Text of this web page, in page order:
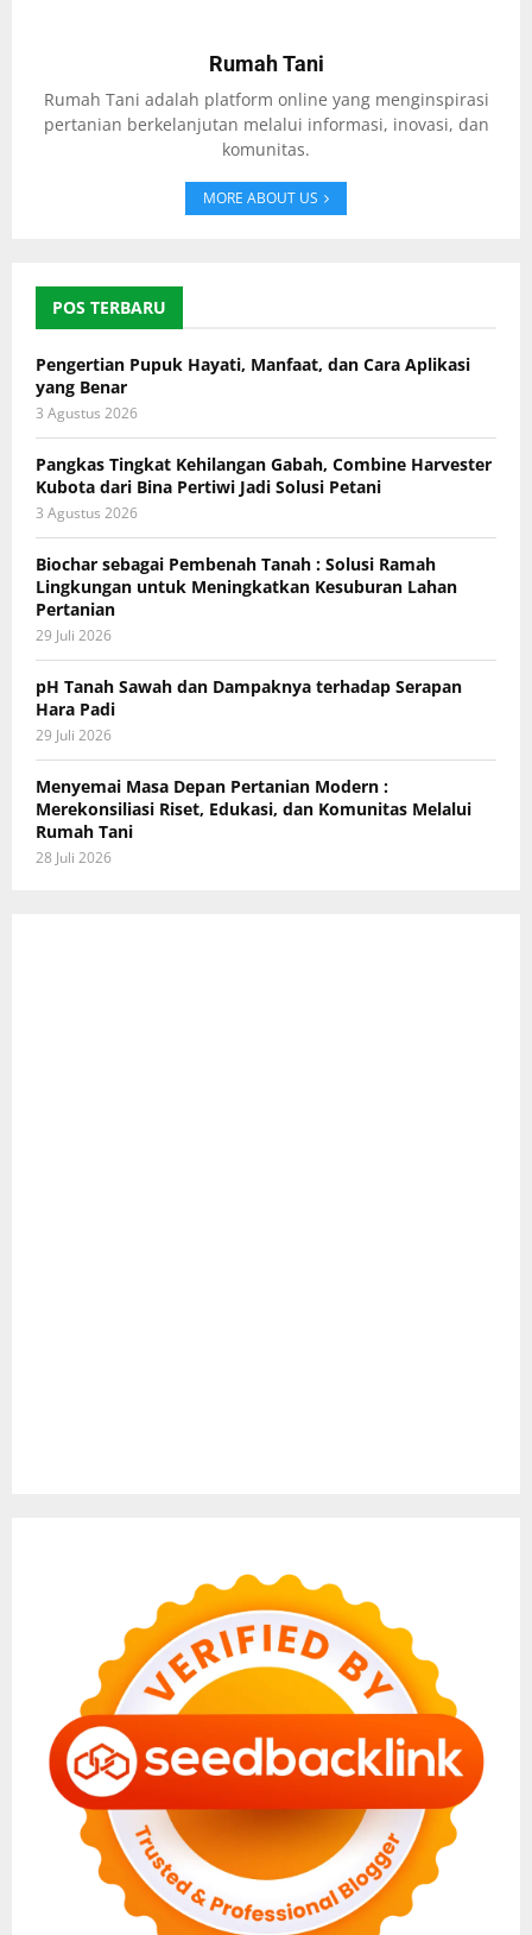
Rumah Tani
Rumah Tani adalah platform online yang menginspirasi
pertanian berkelanjutan melalui informasi, inovasi, dan
komunitas.
MORE ABOUT US
POS TERBARU
Pengertian Pupuk Hayati, Manfaat, dan Cara Aplikasi
yang Benar
3 Agustus 2026
Pangkas Tingkat Kehilangan Gabah, Combine Harvester
Kubota dari Bina Pertiwi Jadi Solusi Petani
3 Agustus 2026
Biochar sebagai Pembenah Tanah : Solusi Ramah
Lingkungan untuk Meningkatkan Kesuburan Lahan
Pertanian
29 Juli 2026
pH Tanah Sawah dan Dampaknya terhadap Serapan
Hara Padi
29 Juli 2026
Menyemai Masa Depan Pertanian Modern :
Merekonsiliasi Riset, Edukasi, dan Komunitas Melalui
Rumah Tani
28 Juli 2026